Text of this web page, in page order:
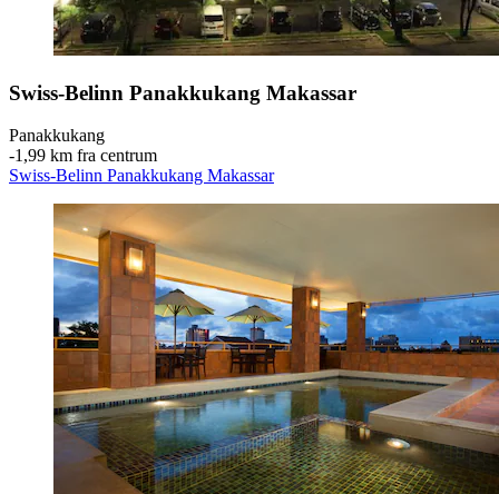
Swiss-Belinn Panakkukang Makassar
Panakkukang
‐1,99 km fra centrum
Swiss-Belinn Panakkukang Makassar